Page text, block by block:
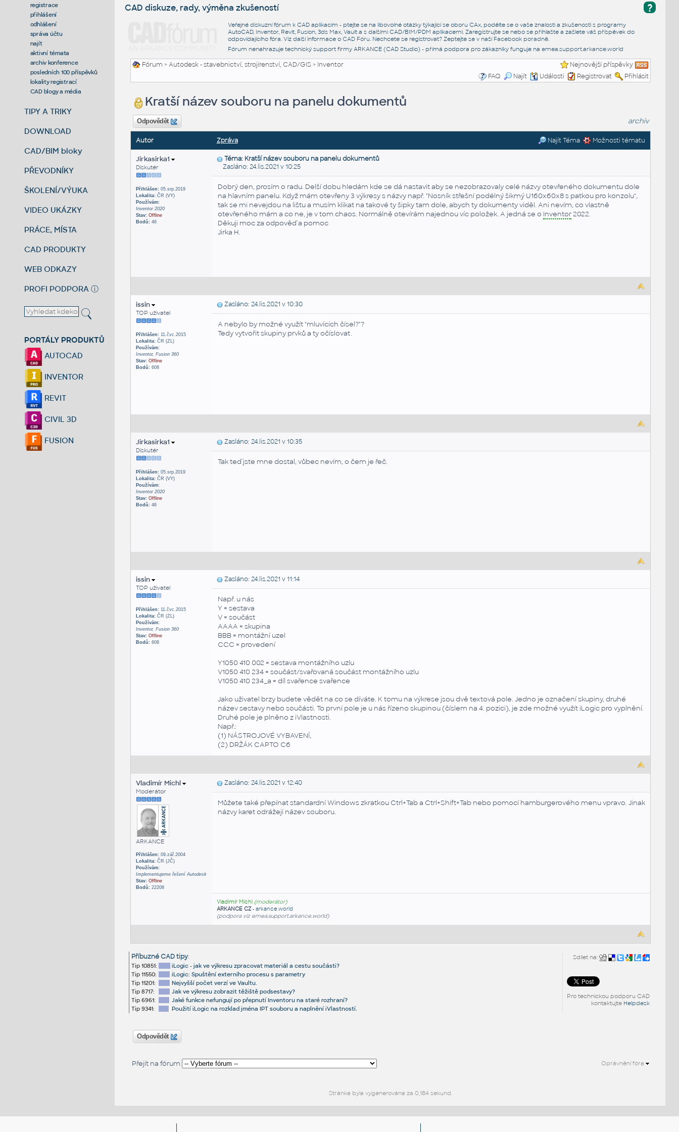
registrace
přihlášení
odhlášení
správa účtu
najít
aktivní témata
archiv konference
posledních 100 příspěvků
lokality registrací
CAD blogy a média
TIPY A TRIKY
DOWNLOAD
CAD/BIM bloky
PŘEVODNÍKY
ŠKOLENÍ/VÝUKA
VIDEO UKÁZKY
PRÁCE, MÍSTA
CAD PRODUKTY
WEB ODKAZY
PROFI PODPORA ⓘ
PORTÁLY PRODUKTŮ
AUTOCAD
INVENTOR
REVIT
CIVIL 3D
FUSION
?
CAD diskuze, rady, výměna zkušeností
Veřejné diskuzní fórum k CAD aplikacím - ptejte se na libovolné otázky týkající se oboru CAx, podělte se o vaše znalosti a zkušenosti s programy
AutoCAD, Inventor, Revit, Fusion, 3ds Max, Vault a s dalšími CAD/BIM/PDM aplikacemi. Zaregistrujte se nebo se přihlašte a zašlete váš příspěvek do
odpovídajícího fóra. Viz další informace o CAD Fóru. Nechcete se registrovat? Zeptejte se v naší Facebook poradně.
Fórum nenahrazuje technický support firmy ARKANCE (CAD Studio) - přímá podpora pro zákazníky funguje na emea.support.arkance.world
Fórum >Autodesk - stavebnictví, strojírenství, CAD/GIS> Inventor
Nejnovější příspěvky
FAQ
Najít Události Registrovat Přihlásit
Kratší název souboru na panelu dokumentů
Odpovědět archiv
Autor Zpráva Najít Téma Možnosti tématu
Jirkasirka1
Diskutér
Přihlášen:05.srp.2019
Lokalita:ČR (VY)
Používám:
Inventor 2020
Stav: Offline
Bodů:46
Téma: Kratší název souboru na panelu dokumentů
Zasláno: 24.lis.2021 v 10:25
Dobrý den, prosím o radu. Delší dobu hledám kde se dá nastavit aby se nezobrazovaly celé názvy otevřeného dokumentu dole
na hlavním panelu. Když mám otevřeny 3 výkresy s názvy např. "Nosník střešní podélný šikmý U160x60x8 s patkou pro konzolu",
tak se mi nevejdou na lištu a musím klikat na takové ty šipky tam dole, abych ty dokumenty viděl. Ani nevím, co vlastně
otevřeného mám a co ne, je v tom chaos. Normálně otevírám najednou víc položek. A jedná se o Inventor2022.
Děkuji moc za odpověď a pomoc
Jirka H.
issin
TOP uživatel
Přihlášen:11.čvc.2015
Lokalita:ČR (ZL)
Používám:
Inventor, Fusion 360
Stav: Offline
Bodů:608
Zasláno: 24.lis.2021 v 10:30
A nebylo by možné využít "mluvících čísel?"?
Tedy vytvořit skupiny prvků a ty očíslovat.
Jirkasirka1
Diskutér
Přihlášen:05.srp.2019
Lokalita:ČR (VY)
Používám:
Inventor 2020
Stav: Offline
Bodů:46
Zasláno: 24.lis.2021 v 10:35
Tak teď jste mne dostal, vůbec nevím, o čem je řeč.
issin
TOP uživatel
Přihlášen:11.čvc.2015
Lokalita:ČR (ZL)
Používám:
Inventor, Fusion 360
Stav: Offline
Bodů:608
Zasláno: 24.lis.2021 v 11:14
Např. u nás
Y = sestava
V = součást
AAAA = skupina
BBB = montážní uzel
CCC = provedení
Y1050 410 002 = sestava montážního uzlu
V1050 410 234 = součást/svařovaná součást montážního uzlu
V1050 410 234_a = díl svařence svařence
Jako uživatel brzy budete vědět na co se díváte. K tomu na výkrese jsou dvě textová pole. Jedno je označení skupiny, druhé
název sestavy nebo součásti. To první pole je u nás řízeno skupinou (číslem na 4. pozici), je zde možné využít iLogic pro vyplnění.
Druhé pole je plněno z iVlastnosti.
Např.:
(1) NÁSTROJOVÉ VYBAVENÍ,
(2) DRŽÁK CAPTO C6
Vladimír Michl
Moderátor
ARKANCE
Přihlášen:09.zář.2004
Lokalita:ČR (JČ)
Používám:
Implementujeme řešení Autodesk
Stav: Offline
Bodů:22208
Zasláno: 24.lis.2021 v 12:40
Můžete také přepínat standardní Windows zkratkou Ctrl+Tab a Ctrl+Shift+Tab nebo pomocí hamburgerového menu vpravo. Jinak
názvy karet odrážejí název souboru.
Vladimír Michl (moderátor)
ARKANCE CZ- arkance.world
(podpora viz emea.support.arkance.world)
Sdílet na:
Pro technickou podporu CAD
kontaktujte Helpdesk
Příbuzné CAD tipy:
Tip 10851:
iLogic - jak ve výkresu zpracovat materiál a cestu součásti?
Tip 11550:
iLogic: Spuštění externího procesu s parametry
Tip 11201:
Nejvyšší počet verzí ve Vaultu.
Tip 8717:
Jak ve výkresu zobrazit těžiště podsestavy?
Tip 6961:
Jaké funkce nefungují po přepnutí Inventoru na staré rozhraní?
Tip 9341:
Použití iLogic na rozklad jména IPT souboru a naplnění iVlastností.
Odpovědět
Přejít na fórum Oprávnění fóra
Stránka byla vygenerována za 0,184 sekund.